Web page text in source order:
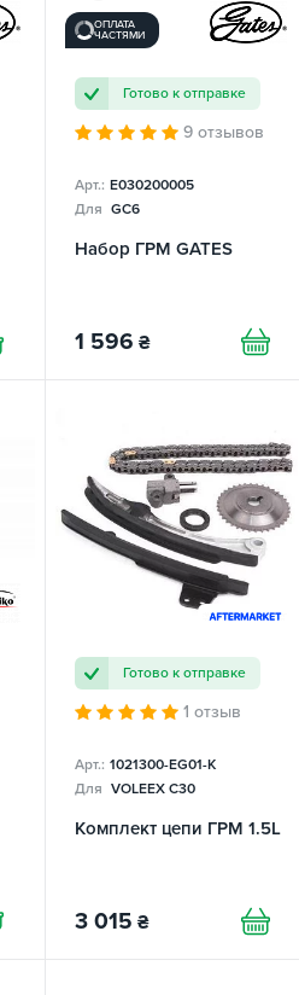
ОПЛАТА
ЧАСТЯМИ
Готово к отправке
9 отзывов
Арт.: E030200005
Для GC6
Набор ГРМ GATES
1 596 ₴
Готово к отправке
1 отзыв
Арт.: 1021300-EG01-K
Для VOLEEX C30
Комплект цепи ГРМ 1.5L
3 015 ₴